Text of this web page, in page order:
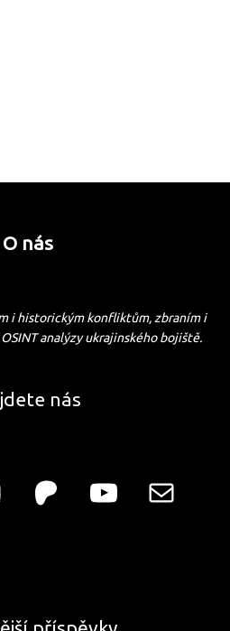
O nás
i historickým konfliktům, zbraním i
analýzy ukrajinského bojiště.
nás